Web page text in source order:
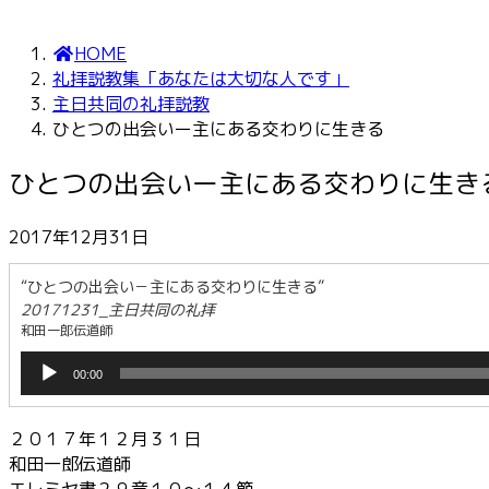
HOME
礼拝説教集「あなたは大切な人です」
主日共同の礼拝説教
ひとつの出会いー主にある交わりに生きる
ひとつの出会いー主にある交わりに生き
2017年12月31日
“ひとつの出会い－主にある交わりに生きる”
20171231_主日共同の礼拝
和田一郎伝道師
プ
レ
ー
ヤ
00:00
２０１７年１２月３１日
和田一郎伝道師